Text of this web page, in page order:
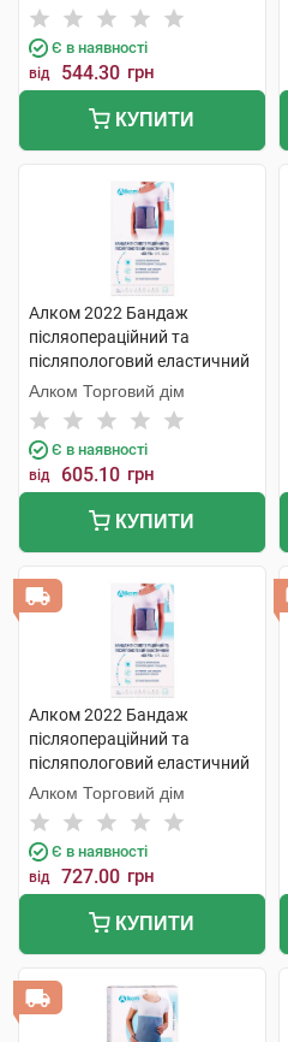
Продактс
Є в наявності
від 544.30 грн
КУПИТИ
Алком 2022 Бандаж
післяопераційний та
післяпологовий еластичний
Євро розмір 5 1 шт
Алком Торговий дім
Є в наявності
від 605.10 грн
КУПИТИ
Алком 2022 Бандаж
післяопераційний та
післяпологовий еластичний
Євро розмір 2 1 шт
Алком Торговий дім
Є в наявності
від 727.00 грн
КУПИТИ